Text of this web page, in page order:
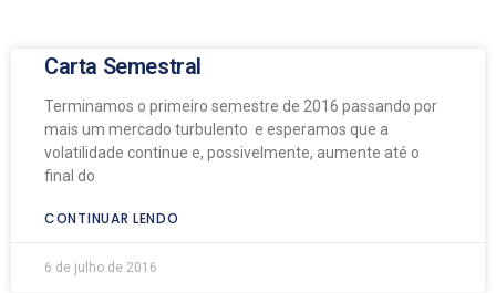
Carta Semestral
Terminamos o primeiro semestre de 2016 passando por
mais um mercado turbulento e esperamos que a
volatilidade continue e, possivelmente, aumente até o
final do
CONTINUAR LENDO
6 de julho de 2016